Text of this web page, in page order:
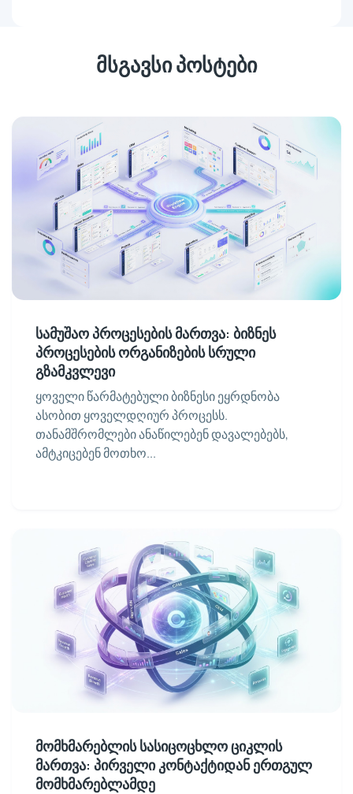
მსგავსი პოსტები
სამუშაო პროცესების მართვა: ბიზნეს
პროცესების ორგანიზების სრული
გზამკვლევი
ყოველი წარმატებული ბიზნესი ეყრდნობა
ასობით ყოველდღიურ პროცესს.
თანამშრომლები ანაწილებენ დავალებებს,
ამტკიცებენ მოთხო...
მომხმარებლის სასიცოცხლო ციკლის
მართვა: პირველი კონტაქტიდან ერთგულ
მომხმარებლამდე